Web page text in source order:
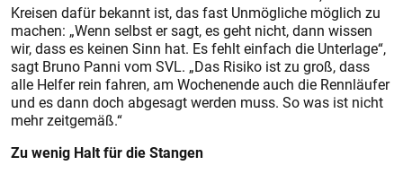
Kreisen dafür bekannt ist, das fast Unmögliche möglich zu
machen: „Wenn selbst er sagt, es geht nicht, dann wissen
wir, dass es keinen Sinn hat. Es fehlt einfach die Unterlage“,
sagt Bruno Panni vom SVL. „Das Risiko ist zu groß, dass
alle Helfer rein fahren, am Wochenende auch die Rennläufer
und es dann doch abgesagt werden muss. So was ist nicht
mehr zeitgemäß.“
Zu wenig Halt für die Stangen